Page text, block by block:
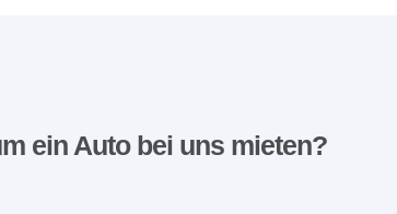
ein Auto bei uns mieten?